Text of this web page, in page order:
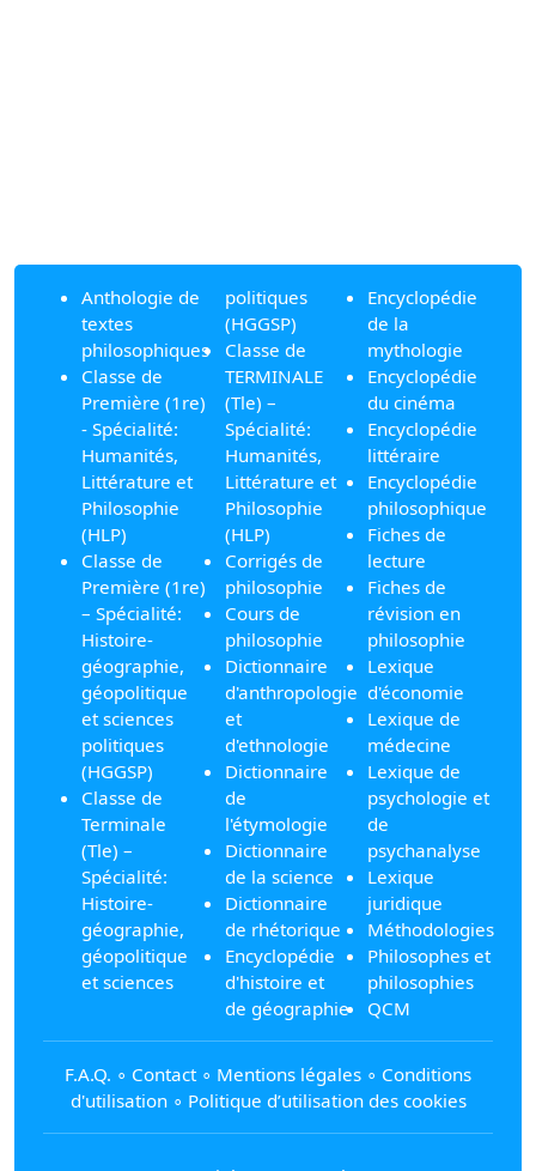
Anthologie de
textes
philosophiques
Classe de
Première (1re)
- Spécialité:
Humanités,
Littérature et
Philosophie
(HLP)
Classe de
Première (1re)
– Spécialité:
Histoire-
géographie,
géopolitique
et sciences
politiques
(HGGSP)
Classe de
Terminale
(Tle) –
Spécialité:
Histoire-
géographie,
géopolitique
et sciences
politiques
(HGGSP)
Classe de
TERMINALE
(Tle) –
Spécialité:
Humanités,
Littérature et
Philosophie
(HLP)
Corrigés de
philosophie
Cours de
philosophie
Dictionnaire
d'anthropologie
et
d'ethnologie
Dictionnaire
de
l'étymologie
Dictionnaire
de la science
Dictionnaire
de rhétorique
Encyclopédie
d'histoire et
de géographie
Encyclopédie
de la
mythologie
Encyclopédie
du cinéma
Encyclopédie
littéraire
Encyclopédie
philosophique
Fiches de
lecture
Fiches de
révision en
philosophie
Lexique
d'économie
Lexique de
médecine
Lexique de
psychologie et
de
psychanalyse
Lexique
juridique
Méthodologies
Philosophes et
philosophies
QCM
F.A.Q. ∘ Contact ∘ Mentions légales ∘ Conditions
d'utilisation∘ Politique d’utilisation des cookies